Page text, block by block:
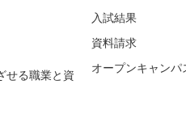
せる職業と資
入試結果
資料請求
オープンキャンパ